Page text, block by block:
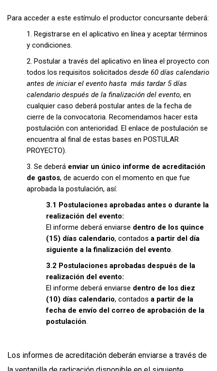
Para acceder a este estímulo el productor concursante deberá:
1. Registrarse en el aplicativo en línea y aceptar términos
y condiciones.
2. Postular a través del aplicativo en línea el proyecto con
todos los requisitos solicitados desde 60 días calendario
antes de iniciar el evento hasta más tardar 5 días
calendario después de la finalización del evento, en
cualquier caso deberá postular antes de la fecha de
cierre de la convocatoria. Recomendamos hacer esta
postulación con anterioridad. El enlace de postulación se
encuentra al final de estas bases en POSTULAR
PROYECTO).
3. Se deberá enviar un único informe de acreditación
de gastos, de acuerdo con el momento en que fue
aprobada la postulación, así:
3.1 Postulaciones aprobadas antes o durante la
realización del evento:
El informe deberá enviarse dentro de los quince
(15) días calendario, contados a partir del día
siguiente a la finalización del evento.
3.2 Postulaciones aprobadas después de la
realización del evento:
El informe deberá enviarse dentro de los diez
(10) días calendario, contados a partir de la
fecha de envío del correo de aprobación de la
postulación.
Los informes de acreditación deberán enviarse a través de